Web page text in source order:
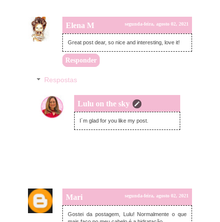
Elena M segunda-feira, agosto 02, 2021
Great post dear, so nice and interesting, love it!
Responder
Respostas
Lulu on the sky
segunda-feira, agosto 02, 2021
I´m glad for you like my post.
Mari segunda-feira, agosto 02, 2021
Gostei da postagem, Lulu! Normalmente o que